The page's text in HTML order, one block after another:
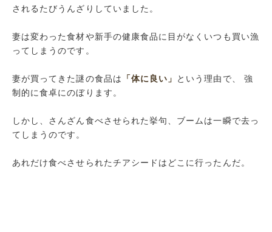
されるたびうんざりしていました。
妻は変わった食材や新手の健康食品に目がなくいつも買い漁
ってしまうのです。
妻が買ってきた謎の食品は 「体に良い」
という理由で、 強
制的に食卓にのぼります。
しかし、さんざん食べさせられた挙句、ブームは一瞬で去っ
てしまうのです。
あれだけ食べさせられたチアシードはどこに行ったんだ。